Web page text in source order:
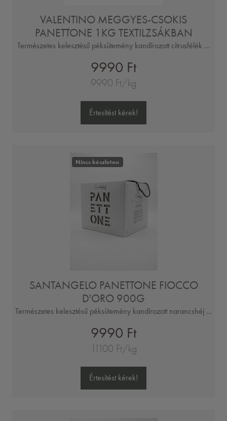
VALENTINO MEGGYES-CSOKIS
PANETTONE 1KG TEXTILZSÁKBAN
Természetes kelesztésű péksütemény kandírozott citrusfélék ...
9990 Ft
9990 Ft/kg
Értesítést kérek!
Nincs készleten
SANTANGELO PANETTONE FIOCCO
D'ORO 900G
Természetes kelesztésű péksütemény kandírozott narancshéj ...
9990 Ft
11100 Ft/kg
Értesítést kérek!